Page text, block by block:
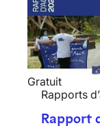
Gratuit
Rapports
Rapport